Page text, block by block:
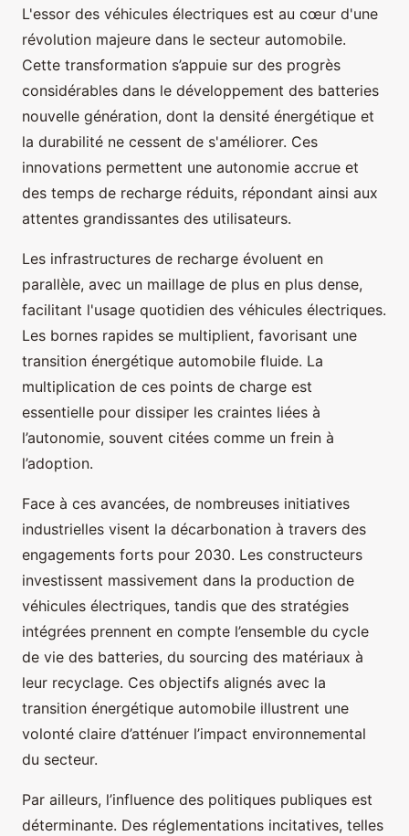
L'essor des véhicules électriques est au cœur d'une
révolution majeure dans le secteur automobile.
Cette transformation s’appuie sur des progrès
considérables dans le développement des batteries
nouvelle génération, dont la densité énergétique et
la durabilité ne cessent de s'améliorer. Ces
innovations permettent une autonomie accrue et
des temps de recharge réduits, répondant ainsi aux
attentes grandissantes des utilisateurs.
Les infrastructures de recharge évoluent en
parallèle, avec un maillage de plus en plus dense,
facilitant l'usage quotidien des véhicules électriques.
Les bornes rapides se multiplient, favorisant une
transition énergétique automobile fluide. La
multiplication de ces points de charge est
essentielle pour dissiper les craintes liées à
l’autonomie, souvent citées comme un frein à
l’adoption.
Face à ces avancées, de nombreuses initiatives
industrielles visent la décarbonation à travers des
engagements forts pour 2030. Les constructeurs
investissent massivement dans la production de
véhicules électriques, tandis que des stratégies
intégrées prennent en compte l’ensemble du cycle
de vie des batteries, du sourcing des matériaux à
leur recyclage. Ces objectifs alignés avec la
transition énergétique automobile illustrent une
volonté claire d’atténuer l’impact environnemental
du secteur.
Par ailleurs, l’influence des politiques publiques est
déterminante. Des réglementations incitatives, telles